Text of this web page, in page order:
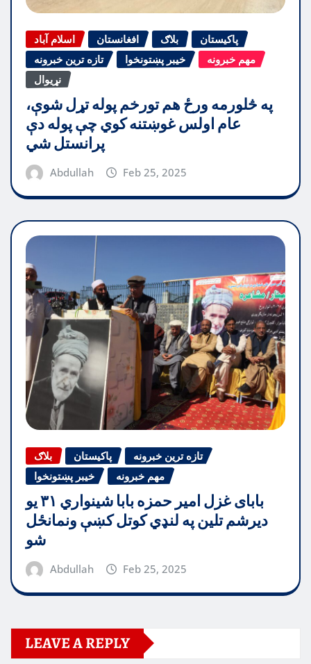
اسلام آباد افغانستان بلاګ
پاکیستان
تازه ترین خبرونه
خیبر پښتونخوا
مهم خبرونه
نړیوال
په څلورمه ورځ هم تورخم پوله تړل شوې،
عام اولس غوښتنه کوي چې پوله دې
پرانستل شي
Abdullah Feb 25, 2025
بلاګ پاکیستان
تازه ترین خبرونه
خیبر پښتونخوا
مهم خبرونه
بابای غزل امیر حمزه بابا شینواري ۳۱ یو
دیرشم تلین په لنډي کوتل کښې ونمانځل
شو
Abdullah Feb 25, 2025
LEAVE A REPLY